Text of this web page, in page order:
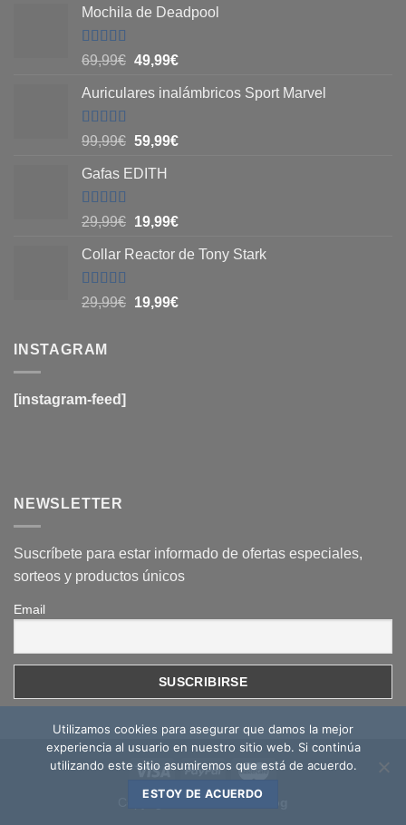
Mochila de Deadpool
Valorado
con
69,99€ 49,99€
Auriculares inalámbricos Sport Marvel
Valorado
con
5
99,99€ 59,99€
Gafas EDITH
Valorado
con
5
29,99€ 19,99€
Collar Reactor de Tony Stark
Valorado
con
29,99€ 19,99€
INSTAGRAM
[instagram-feed]
NEWSLETTER
Suscríbete para estar informado de ofertas especiales,
sorteos y productos únicos
Email
Copyright 2026 © Mcoc Blog
Utilizamos cookies para asegurar que damos la mejor
experiencia al usuario en nuestro sitio web. Si continúa
utilizando este sitio asumiremos que está de acuerdo.
ESTOY DE ACUERDO